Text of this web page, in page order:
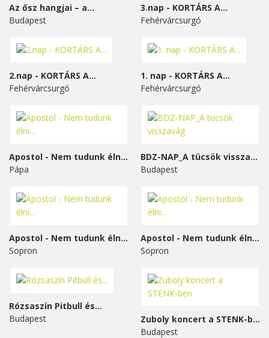
Az ősz hangjai – a...
Budapest
3.nap - KORTÁRS A...
Fehérvárcsurgó
2.nap - KORTÁRS A...
Fehérvárcsurgó
1. nap - KORTÁRS A...
Fehérvárcsurgó
Apostol - Nem tudunk élni...
Pápa
BDZ-NAP_A tücsök visszavág
Budapest
Apostol - Nem tudunk élni...
Sopron
Apostol - Nem tudunk élni...
Sopron
Rózsaszín Pitbull és...
Budapest
Zuboly koncert a STENK-ben
Budapest